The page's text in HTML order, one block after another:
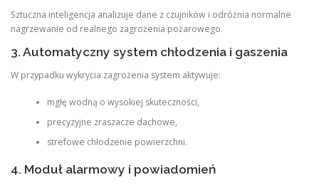
Sztuczna inteligencja analizuje dane z czujników i odróżnia normalne
nagrzewanie od realnego zagrożenia pożarowego.
3. Automatyczny system chłodzenia i gaszenia
W przypadku wykrycia zagrożenia system aktywuje:
mgłę wodną o wysokiej skuteczności,
precyzyjne zraszacze dachowe,
strefowe chłodzenie powierzchni.
4. Moduł alarmowy i powiadomień